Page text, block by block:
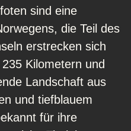
sind eine
die Teil des
erstrecken sich
Kilometern und
Landschaft aus
und tiefblauem
für ihre